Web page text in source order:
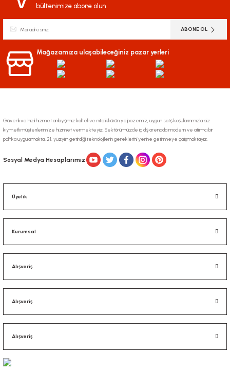
Ürün açıklamasında eksik bilgiler bulunuyor.
Ürün fiyatı diğer sitelerden daha pahalı.
Bu ürüne benzer farklı alternatifler olmalı.
Gönder
bültenimize abone olun
ABONE OL
Mağazamıza ulaşabileceğiniz pazar yerleri
Güvenli ve hızlı hizmet anlayışımız kaliteli ve nitelikli ürün yelpazemiz, uygun satış koşullarınmızla siz
kıymetli müşterilerimize hizmet vermekteyiz. Sektörümüzde iç dış arenada modern ve atılımcı bir
politika uygulamakta, 21. yüzyılın getirdiği teknolojilerin gereklerini yerine getirmeye çalışmaktayız.
Sosyal Medya Hesaplarımız
Üyelik
Kurumsal
Alışveriş
Alışveriş
Alışveriş